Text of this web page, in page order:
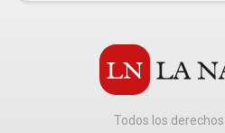
Todos los